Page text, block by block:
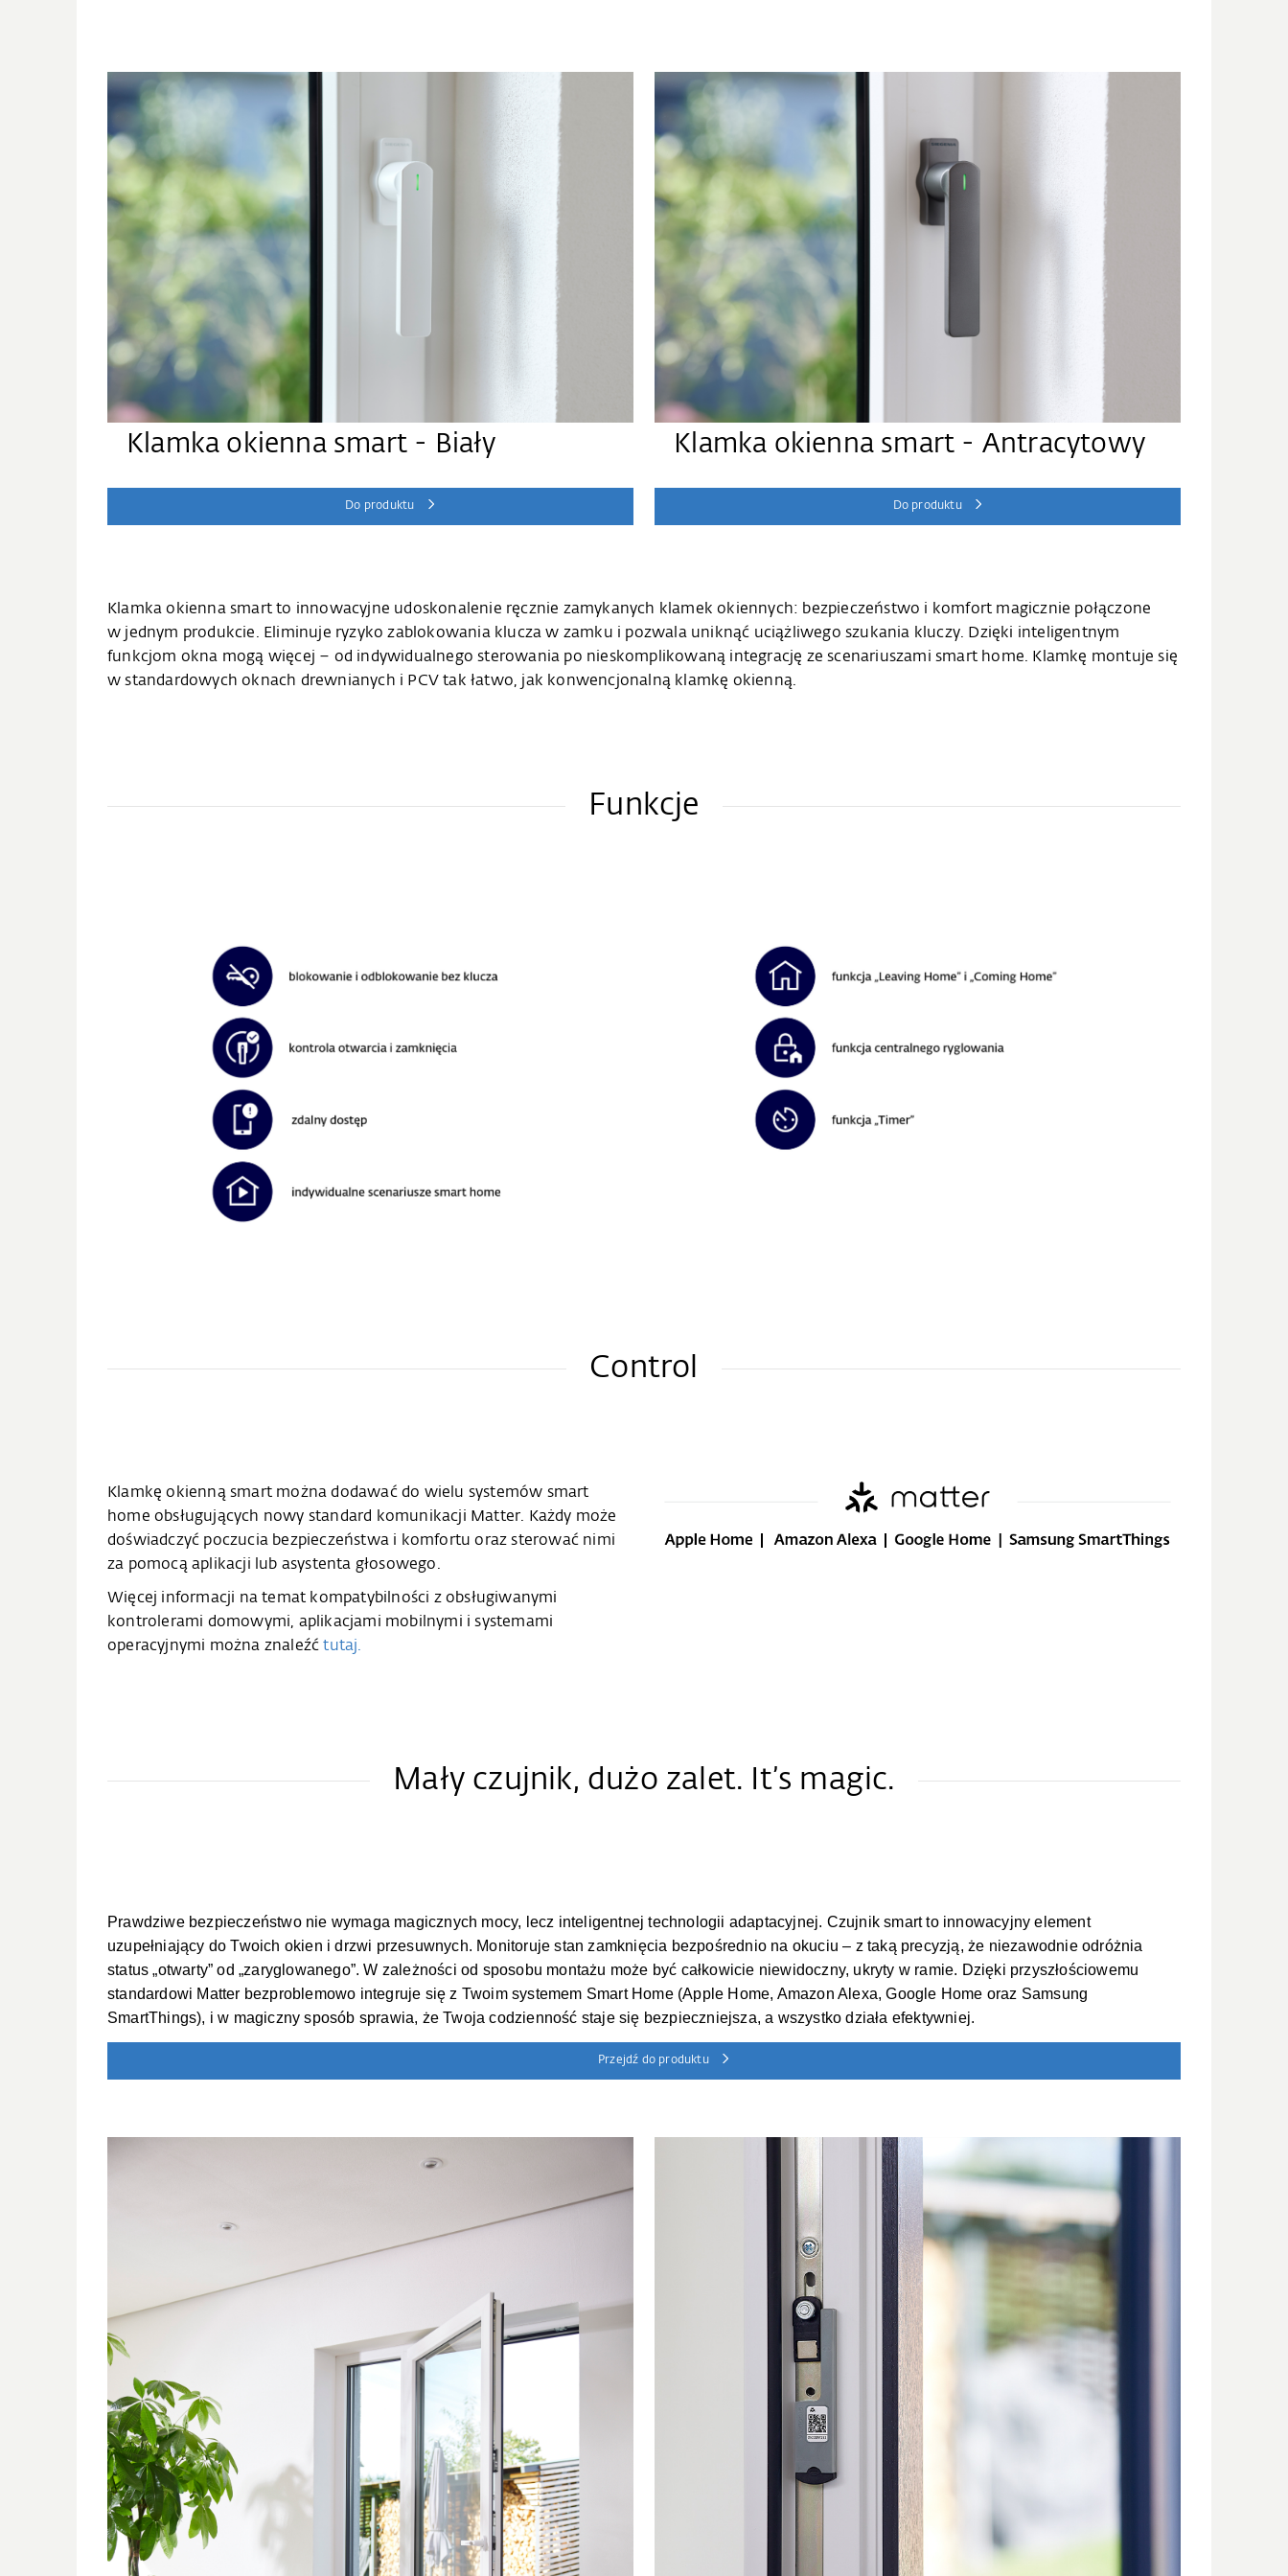
Klamka okienna smart - Biały
Do produktu
Klamka okienna smart - Antracytowy
Do produktu
Klamka okienna smart to innowacyjne udoskonalenie ręcznie zamykanych klamek okiennych: bezpieczeństwo i komfort magicznie połączone
w jednym produkcie. Eliminuje ryzyko zablokowania klucza w zamku i pozwala uniknąć uciążliwego szukania kluczy. Dzięki inteligentnym
funkcjom okna mogą więcej – od indywidualnego sterowania po nieskomplikowaną integrację ze scenariuszami smart home. Klamkę montuje się
w standardowych oknach drewnianych i PCV tak łatwo, jak konwencjonalną klamkę okienną.
Funkcje
Control
Klamkę okienną smart można dodawać do wielu systemów smart
home obsługujących nowy standard komunikacji Matter. Każdy może
doświadczyć poczucia bezpieczeństwa i komfortu oraz sterować nimi
za pomocą aplikacji lub asystenta głosowego.
Więcej informacji na temat kompatybilności z obsługiwanymi
kontrolerami domowymi, aplikacjami mobilnymi i systemami
operacyjnymi można znaleźćtutaj.
Mały czujnik, dużo zalet. It’s magic.
Prawdziwe bezpieczeństwo nie wymaga magicznych mocy, lecz inteligentnej technologii adaptacyjnej. Czujnik smart to innowacyjny element
uzupełniający do Twoich okien i drzwi przesuwnych. Monitoruje stan zamknięcia bezpośrednio na okuciu – z taką precyzją, że niezawodnie odróżnia
status „otwarty” od „zaryglowanego”. W zależności od sposobu montażu może być całkowicie niewidoczny, ukryty w ramie. Dzięki przyszłościowemu
standardowi Matter bezproblemowo integruje się z Twoim systemem Smart Home (Apple Home, Amazon Alexa, Google Home oraz Samsung
SmartThings), i w magiczny sposób sprawia, że Twoja codzienność staje się bezpieczniejsza, a wszystko działa efektywniej.
Przejdź do produktu